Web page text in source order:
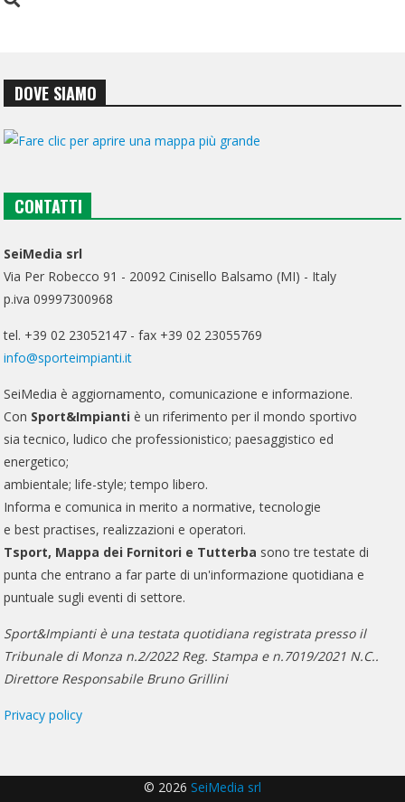
DOVE SIAMO
CONTATTI
SeiMedia srl
Via Per Robecco 91 - 20092 Cinisello Balsamo (MI) - Italy
p.iva 09997300968
tel. +39 02 23052147 - fax +39 02 23055769
info@sporteimpianti.it
SeiMedia è aggiornamento, comunicazione e informazione.
Con Sport&Impianti è un riferimento per il mondo sportivo
sia tecnico, ludico che professionistico; paesaggistico ed
energetico;
ambientale; life-style; tempo libero.
Informa e comunica in merito a normative, tecnologie
e best practises, realizzazioni e operatori.
Tsport, Mappa dei Fornitori e Tutterba sono tre testate di
punta che entrano a far parte di un'informazione quotidiana e
puntuale sugli eventi di settore.
Sport&Impianti è una testata quotidiana registrata presso il
Tribunale di Monza n.2/2022 Reg. Stampa e n.7019/2021 N.C..
Direttore Responsabile Bruno Grillini
Privacy policy
© 2026 SeiMedia srl